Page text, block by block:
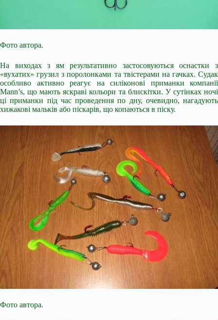
Фото автора.
На виходах з ям результативно застосовуються оснастки з
«вухатих» грузил з поролонками та твістерами на гачках. Судак
особливо активно реагує на силіконові приманки компанії
Mann’s, що мають яскраві кольори та блискітки. У сутінках ночі
ці приманки під час проведення по дну, очевидно, нагадують
хижакові мальків або піскарів, що копаються в піску.
Фото автора.